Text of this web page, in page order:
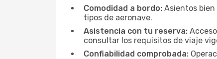
Comodidad a bordo: Asientos
tipos de aeronave.
Asistencia con tu reserva:
consultar los requisitos de viaje
Confiabilidad comprobada: